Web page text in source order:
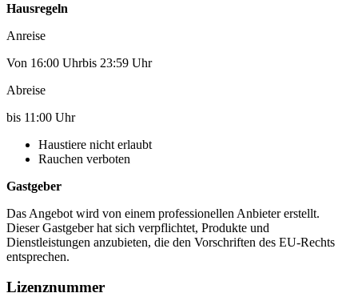
Hausregeln
Anreise
Von 16:00 Uhrbis 23:59 Uhr
Abreise
bis 11:00 Uhr
Haustiere nicht erlaubt
Rauchen verboten
Gastgeber
Das Angebot wird von einem professionellen Anbieter erstellt.
Dieser Gastgeber hat sich verpflichtet, Produkte und
Dienstleistungen anzubieten, die den Vorschriften des EU-Rechts
entsprechen.
Lizenznummer